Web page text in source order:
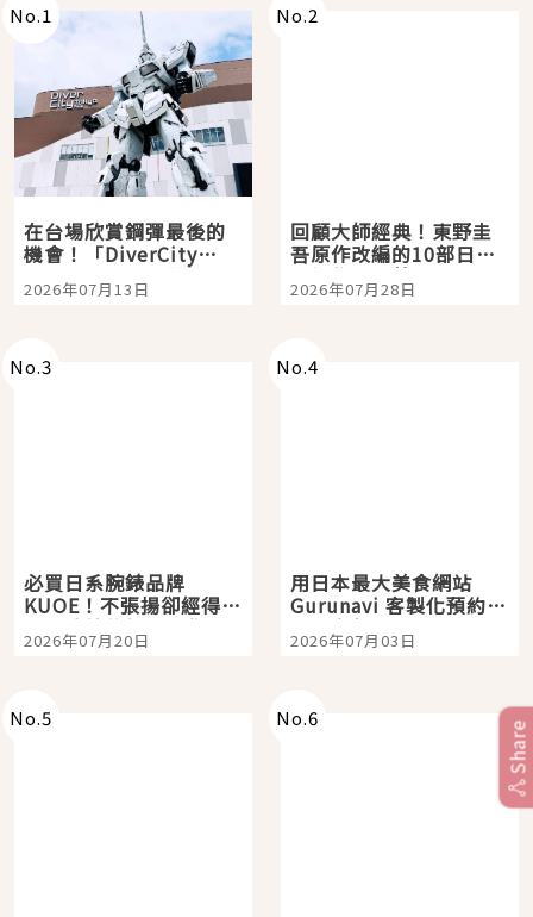
No.1
在台場欣賞鋼彈最後的
機會！「DiverCity
Tokyo Plaza」搭船、
購物、美食及夜景，一
2026年07月13日
No.2
回顧大師經典！東野圭
吾原作改編的10部日本
影視作品推薦
2026年07月28日
No.3
必買日系腕錶品牌
KUOE！不張揚卻經得起
時間洗鍊的經典之作五
選
2026年07月20日
No.4
用日本最大美食網站
Gurunavi 客製化預約九
大都市餐廳，打造專屬
美食體驗！
2026年07月03日
No.5 No.6
Share